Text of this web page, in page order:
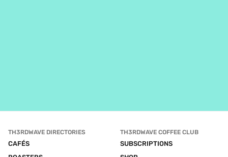
TH3RDWAVE DIRECTORIES
CAFÉS
TH3RDWAVE COFFEE CLUB
SUBSCRIPTIONS